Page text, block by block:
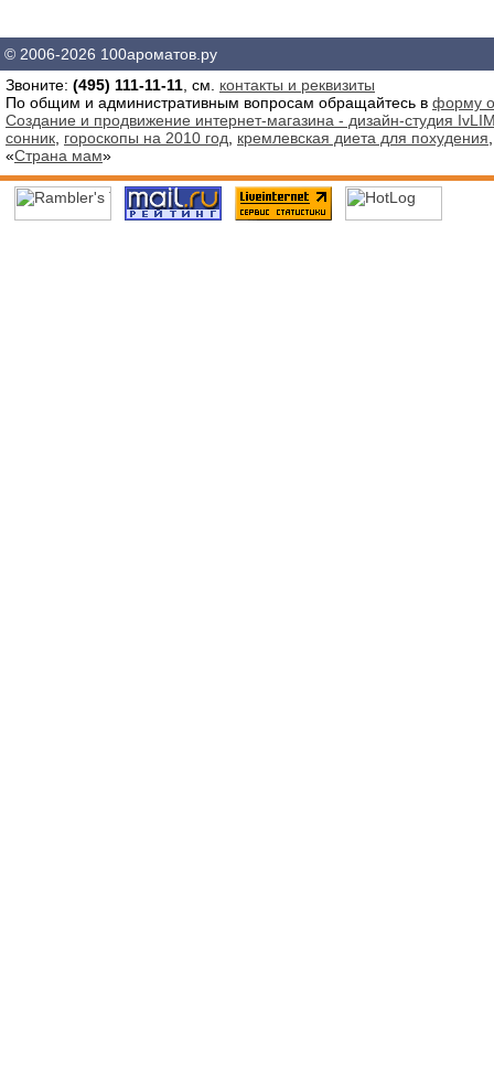
© 2006-2026 100ароматов.ру
Звоните: (495) 111-11-11 , см. контакты и реквизиты
По общим и административным вопросам обращайтесь в форму
Создание и продвижение интернет-магазина - дизайн-студия
сонник гороскопы на 2010 год кремлевская диета для похудения
«Страна мам»